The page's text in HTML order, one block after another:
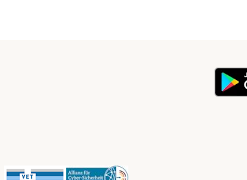
Security Security Security